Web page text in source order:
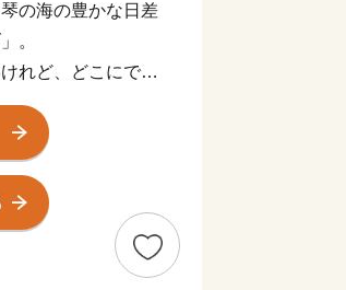
の海の豊かな日差
。
れど、どこにでも
。
の風光明媚な町で
たします。